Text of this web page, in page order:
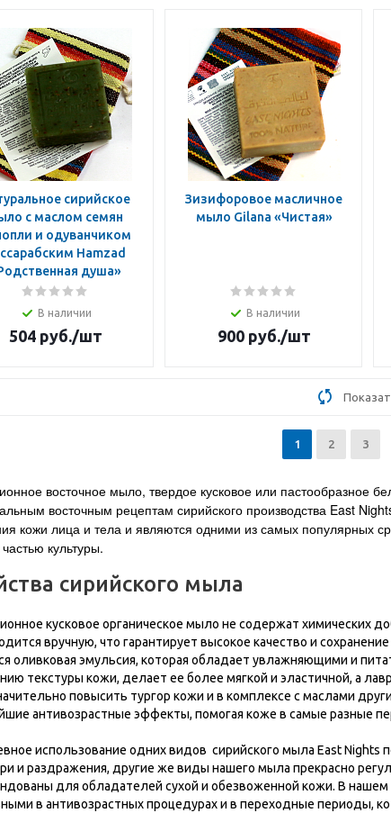
сирийское
с маслом семян
и одуванчиком
Hamzad
душа»
В наличии
504руб./шт
Зизифоровое масличное
мыло Gilana «Чистая»
В наличии
900руб./шт
1 2 3
восточное мыло, твердое кусковое или пастообразное
восточным рецептам сирийского производства East
кожи лица и тела и являются одними из самых популярных
культуры.
сирийского мыла
кусковое органическое мыло не содержат химических
вручную, что гарантирует высокое качество и
оливковая эмульсия, которая обладает увлажняющими и
текстуры кожи, делает ее более мягкой и эластичной, а
повысить тургор кожи и в комплексе с маслами
антивозрастные эффекты, помогая коже в самые разные
использование одних видов сирийского мыла East Nights
и раздражения, другие же виды нашего мыла прекрасно
для обладателей сухой и обезвоженной кожи. В
в антивозрастных процедурах и в переходные периоды,